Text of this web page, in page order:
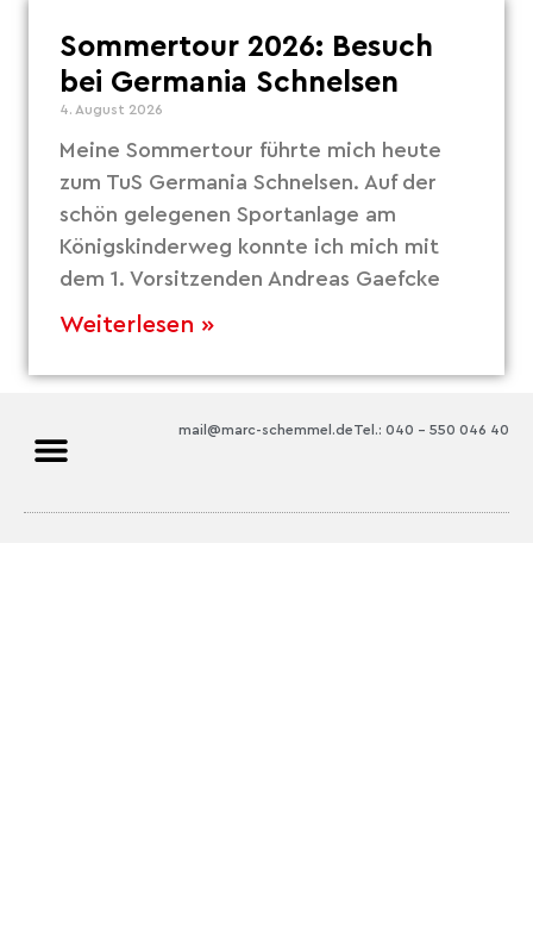
Sommertour 2026: Besuch
bei Germania Schnelsen
4. August 2026
Meine Sommertour führte mich heute
zum TuS Germania Schnelsen. Auf der
schön gelegenen Sportanlage am
Königskinderweg konnte ich mich mit
dem 1. Vorsitzenden Andreas Gaefcke
Weiterlesen »
Tel.: 040 – 550 046 40
mail@marc-schemmel.de